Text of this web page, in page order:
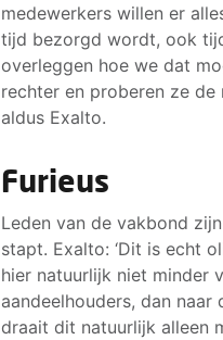
medewerkers willen er
tijd bezorgd wordt, ook
overleggen hoe we dat
rechter en proberen ze de
aldus Exalto.
Furieus
Leden van de vakbond
stapt. Exalto: ‘Dit is echt
hier natuurlijk niet minder
aandeelhouders, dan
draait dit natuurlijk alleen